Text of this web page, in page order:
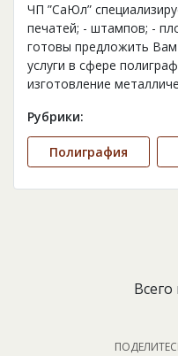
ЧП ”СаЮл”
печатей; - штампов; -
готовы предложить
услуги в сфере
изготовление
Рубрики:
Полиграфия